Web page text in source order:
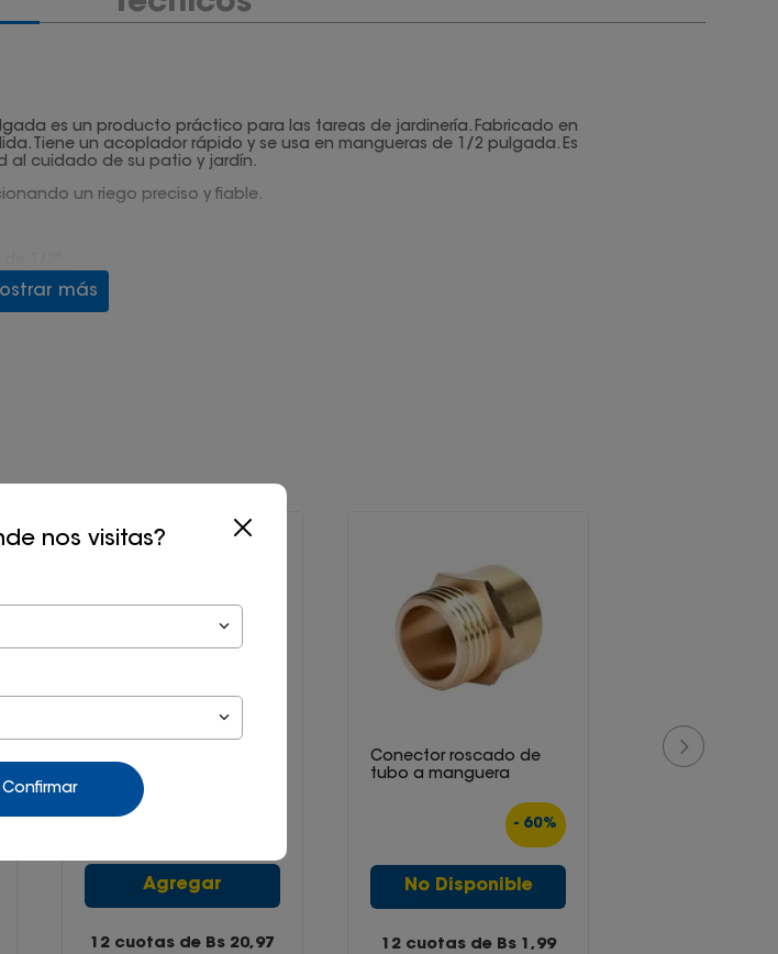
nos visitas?
Confirmar
es un producto práctico para las tareas de jardinería. Fabricado en
Tiene un acoplador rápido y se usa en mangueras de 1/2 pulgada. Es
al cuidado de su patio y jardín.
un riego preciso y fiable.
más
riego boogie Gardena
Agregar
12 cuotas de Bs 20,97
Conector roscado de
tubo a manguera
- 60%
No Disponible
12 cuotas de Bs 1,99